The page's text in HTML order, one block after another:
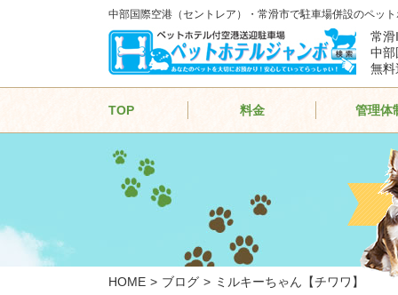
中部国際空港（セントレア）・常滑市で駐車場併設のペッ
常滑
中部
無料
TOP 料金 管理体
HOME ブログ ミルキーちゃん【チワワ】